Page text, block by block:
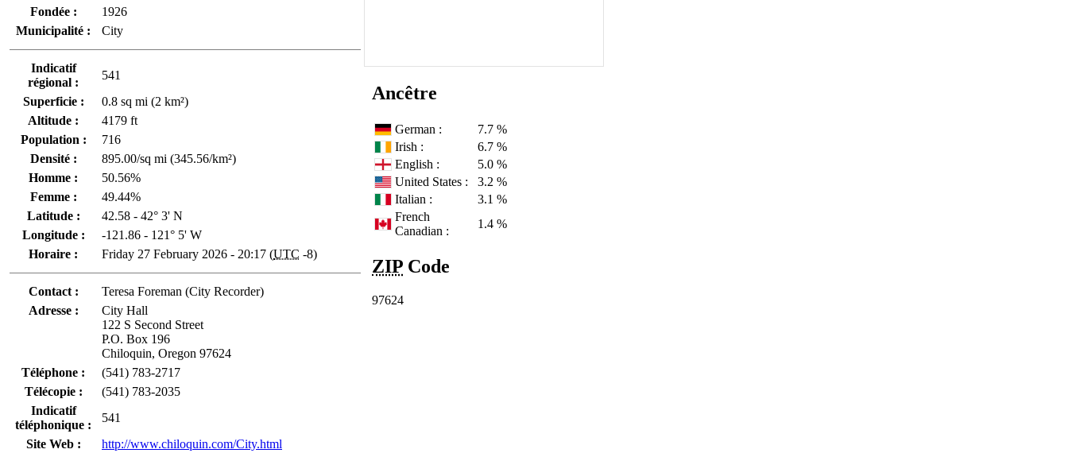
Fondée :
1926
Municipalité :
City
Indicatif
régional :
541
Superficie :
0.8 sq mi (2 km²)
Altitude :
4179 ft
Population :
716
Densité :
895.00/sq mi (345.56/km²)
Homme :
50.56%
Femme :
49.44%
Latitude :
42.58 - 42° 3' N
Longitude :
-121.86 - 121° 5' W
Horaire :
Friday 27 February 2026 - 20:17 (UTC -8)
Contact :
Teresa Foreman (City Recorder)
Adresse :
City Hall
122 S Second Street
P.O. Box 196
Chiloquin, Oregon 97624
Téléphone :
(541) 783-2717
Télécopie :
(541) 783-2035
Indicatif
téléphonique :
541
Site Web :
http://www.chiloquin.com/City.html
Ancêtre
German :
7.7 %
Irish :
6.7 %
English :
5.0 %
United States :
3.2 %
Italian :
3.1 %
French
Canadian :
1.4 %
ZIP Code
97624